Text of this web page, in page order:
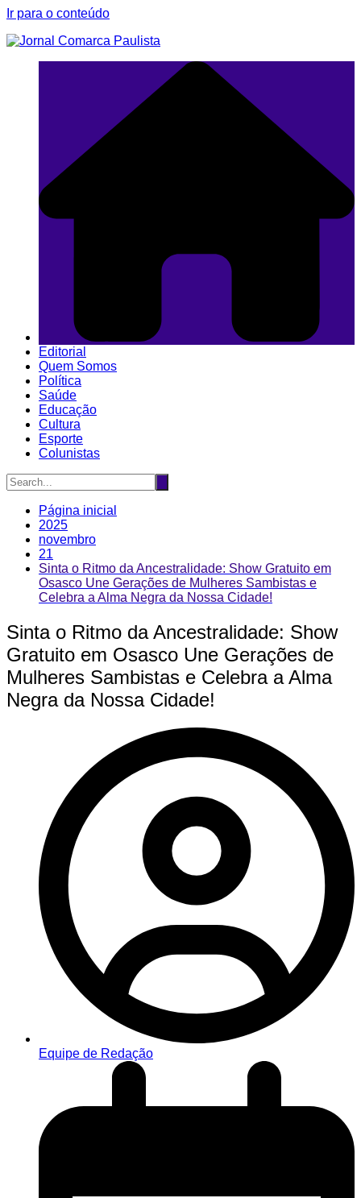
Ir para o conteúdo
Editorial
Quem Somos
Política
Saúde
Educação
Cultura
Esporte
Colunistas
Página inicial
2025
novembro
21
Sinta o Ritmo da Ancestralidade: Show Gratuito em
Osasco Une Gerações de Mulheres Sambistas e
Celebra a Alma Negra da Nossa Cidade!
Sinta o Ritmo da Ancestralidade: Show
Gratuito em Osasco Une Gerações de
Mulheres Sambistas e Celebra a Alma
Negra da Nossa Cidade!
Equipe de Redação